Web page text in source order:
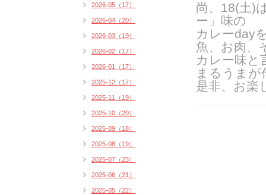
尚、18(土)
ー」味の
カレーday
魚、お肉、
カレー味と
まるうまが
是非、お楽
2026-05（17）
2026-04（20）
2026-03（19）
2026-02（17）
2026-01（17）
2025-12（17）
2025-11（19）
2025-10（20）
2025-09（18）
2025-08（19）
2025-07（23）
2025-06（21）
2025-05（22）